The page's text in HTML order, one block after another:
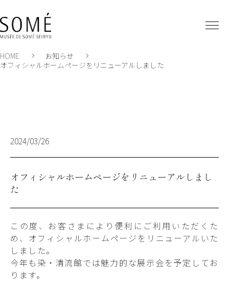
HOME
お知らせ
オフィシャルホームページをリニューアルしました
2024/03/26
オフィシャルホームページをリニューアルしまし
た
この度、お客さまにより便利にご利用いただくた
め、オフィシャルホームページをリニューアルいた
しました。
今年も染・清流館では魅力的な展示会を予定してお
ります。